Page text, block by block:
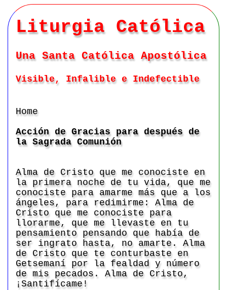
Liturgia Católica
Una Santa Católica Apostólica
Visible, Infalible e Indefectible
Home
Acción de Gracias para después de
la Sagrada Comunión
Alma de Cristo que me conociste en
la primera noche de tu vida, que me
conociste para amarme más que a los
ángeles, para redimirme: Alma de
Cristo que me conociste para
llorarme, que me llevaste en tu
pensamiento pensando que había de
ser ingrato hasta, no amarte. Alma
de Cristo que te conturbaste en
Getsemaní por la fealdad y número
de mis pecados. Alma de Cristo,
¡Santifícame!